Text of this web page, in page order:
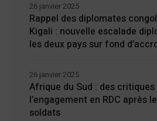
Rappel des diplomates
Kigali : nouvelle escalade
les deux pays sur fond
26 janvier 2025
Afrique du Sud : des
l’engagement en RDC après
soldats
26 janvier 2025